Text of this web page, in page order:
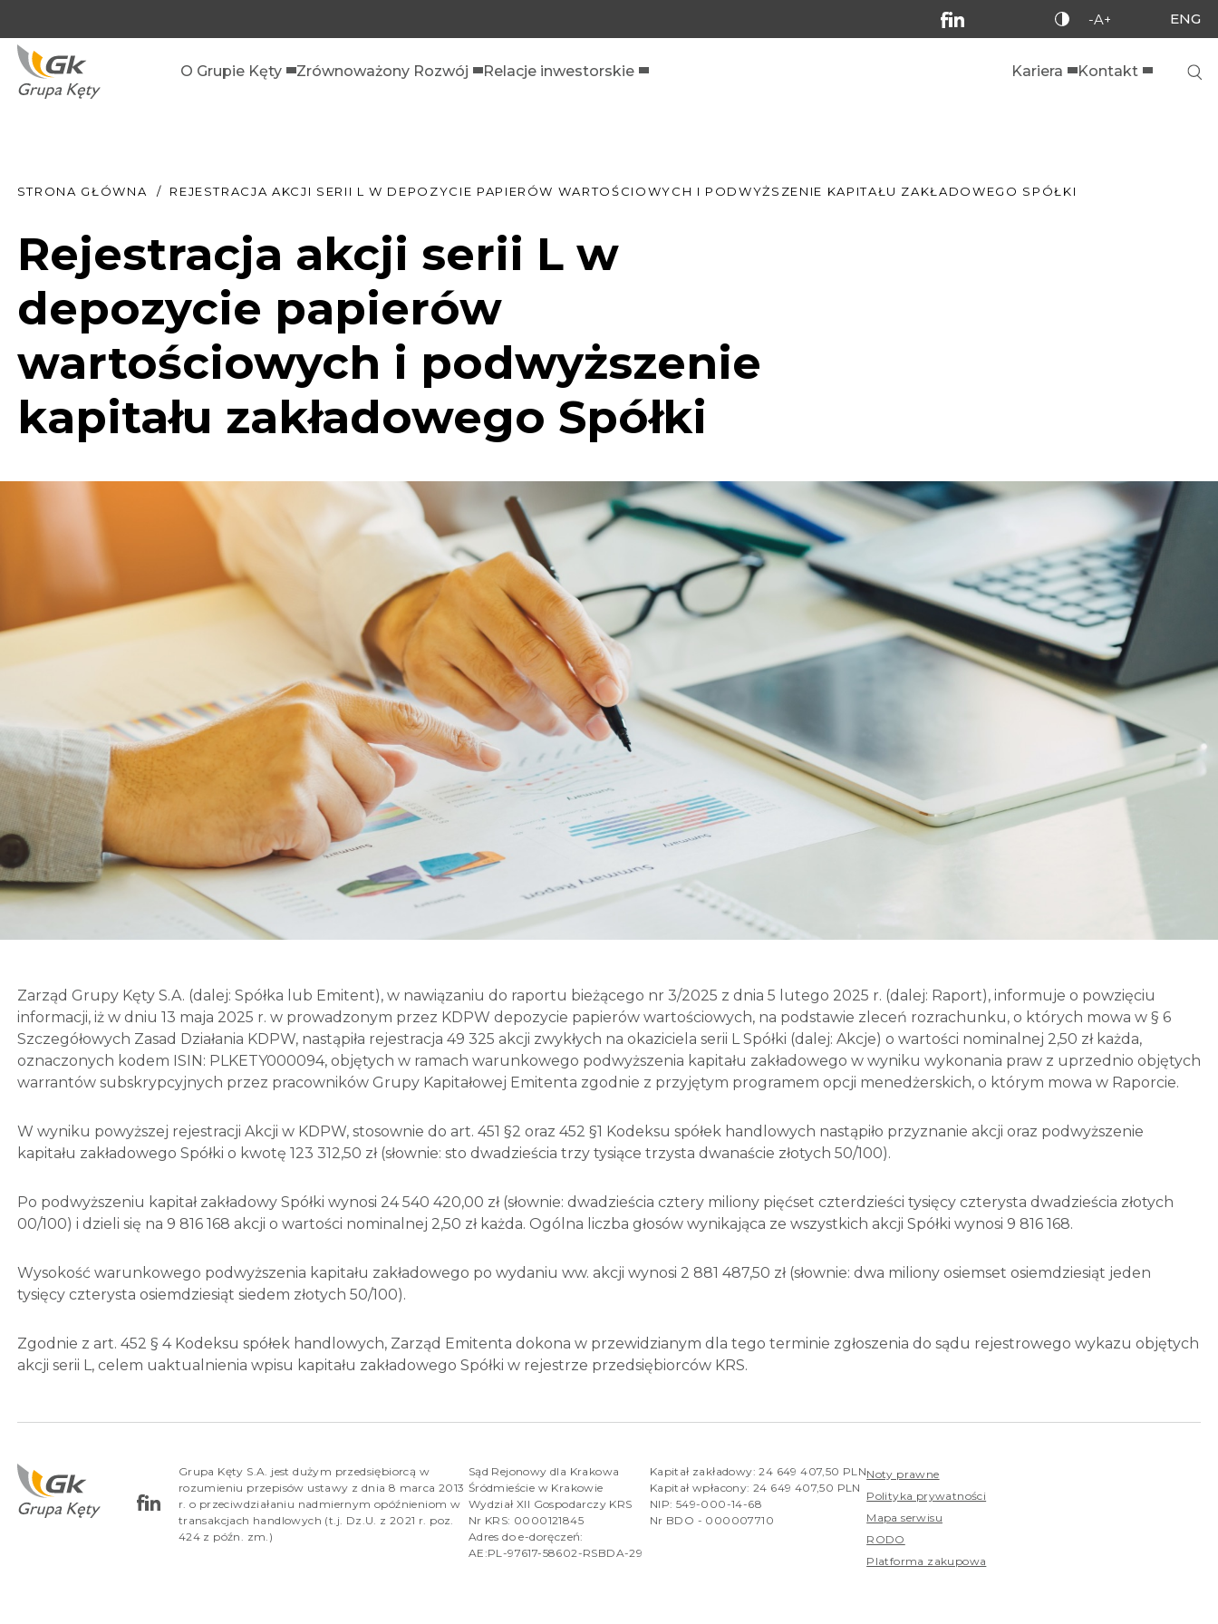
-A+ ENG
O Grupie Kęty Zrównoważony Rozwój Relacje inwestorskie Kariera Kontakt
STRONA GŁÓWNA REJESTRACJA AKCJI SERII L W DEPOZYCIE PAPIERÓW WARTOŚCIOWYCH I PODWYŻSZENIE KAPITAŁU ZAKŁADOWEGO SPÓŁKI
Rejestracja akcji serii L w
depozycie papierów
wartościowych i podwyższenie
kapitału zakładowego Spółki
Zarząd Grupy Kęty S.A. (dalej: Spółka lub Emitent), w nawiązaniu do raportu bieżącego nr 3/2025 z dnia 5 lutego 2025 r. (dalej: Raport), informuje o powzięciu
informacji, iż w dniu 13 maja 2025 r. w prowadzonym przez KDPW depozycie papierów wartościowych, na podstawie zleceń rozrachunku, o których mowa w § 6
Szczegółowych Zasad Działania KDPW, nastąpiła rejestracja 49 325 akcji zwykłych na okaziciela serii L Spółki (dalej: Akcje) o wartości nominalnej 2,50 zł każda,
oznaczonych kodem ISIN: PLKETY000094, objętych w ramach warunkowego podwyższenia kapitału zakładowego w wyniku wykonania praw z uprzednio objętych
warrantów subskrypcyjnych przez pracowników Grupy Kapitałowej Emitenta zgodnie z przyjętym programem opcji menedżerskich, o którym mowa w Raporcie.
W wyniku powyższej rejestracji Akcji w KDPW, stosownie do art. 451 §2 oraz 452 §1 Kodeksu spółek handlowych nastąpiło przyznanie akcji oraz podwyższenie
kapitału zakładowego Spółki o kwotę 123 312,50 zł (słownie: sto dwadzieścia trzy tysiące trzysta dwanaście złotych 50/100).
Po podwyższeniu kapitał zakładowy Spółki wynosi 24 540 420,00 zł (słownie: dwadzieścia cztery miliony pięćset czterdzieści tysięcy czterysta dwadzieścia złotych
00/100) i dzieli się na 9 816 168 akcji o wartości nominalnej 2,50 zł każda. Ogólna liczba głosów wynikająca ze wszystkich akcji Spółki wynosi 9 816 168.
Wysokość warunkowego podwyższenia kapitału zakładowego po wydaniu ww. akcji wynosi 2 881 487,50 zł (słownie: dwa miliony osiemset osiemdziesiąt jeden
tysięcy czterysta osiemdziesiąt siedem złotych 50/100).
Zgodnie z art. 452 § 4 Kodeksu spółek handlowych, Zarząd Emitenta dokona w przewidzianym dla tego terminie zgłoszenia do sądu rejestrowego wykazu objętych
akcji serii L, celem uaktualnienia wpisu kapitału zakładowego Spółki w rejestrze przedsiębiorców KRS.
Grupa Kęty S.A. jest dużym przedsiębiorcą w
rozumieniu przepisów ustawy z dnia 8 marca 2013
r. o przeciwdziałaniu nadmiernym opóźnieniom w
transakcjach handlowych (t.j. Dz.U. z 2021 r. poz.
424 z późn. zm.)
Sąd Rejonowy dla Krakowa
Śródmieście w Krakowie
Wydział XII Gospodarczy KRS
Nr KRS: 0000121845
Adres do e-doręczeń:
AE:PL-97617-58602-RSBDA-29
Kapitał zakładowy: 24 649 407,50 PLN
Kapitał wpłacony: 24 649 407,50 PLN
NIP: 549-000-14-68
Nr BDO - 000007710
Noty prawne
Polityka prywatności
Mapa serwisu
RODO
Platforma zakupowa